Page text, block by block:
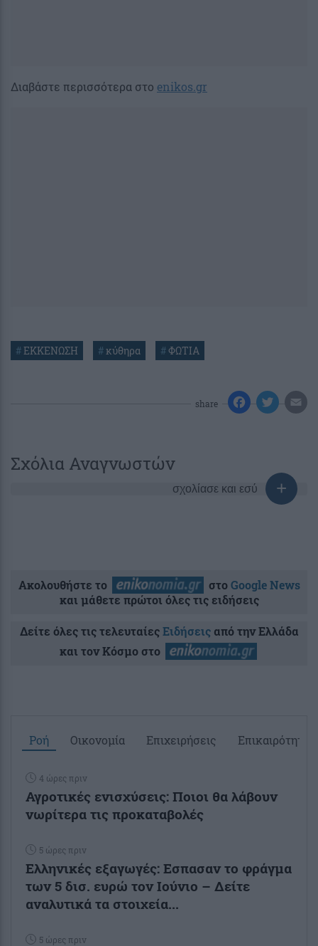
Διαβάστε περισσότερα στο enikos.gr
#ΕΚΚΕΝΩΣΗ #κύθηρα #ΦΩΤΙΑ
share
Σχόλια Αναγνωστών
σχολίασε και εσύ
Ακολουθήστε το στοGoogle News
και μάθετε πρώτοι όλες τις ειδήσεις
Δείτε όλες τις τελευταίεςΕιδήσειςαπό την Ελλάδα
και τον Κόσμο στο
Ροή Οικονομία Επιχειρήσεις Επικαιρότητα
4 ώρες πριν
Αγροτικές ενισχύσεις: Ποιοι θα λάβουν
νωρίτερα τις προκαταβολές
5 ώρες πριν
Ελληνικές εξαγωγές: Εσπασαν το φράγμα
των 5 δισ. ευρώ τον Ιούνιο – Δείτε
αναλυτικά τα στοιχεία...
5 ώρες πριν